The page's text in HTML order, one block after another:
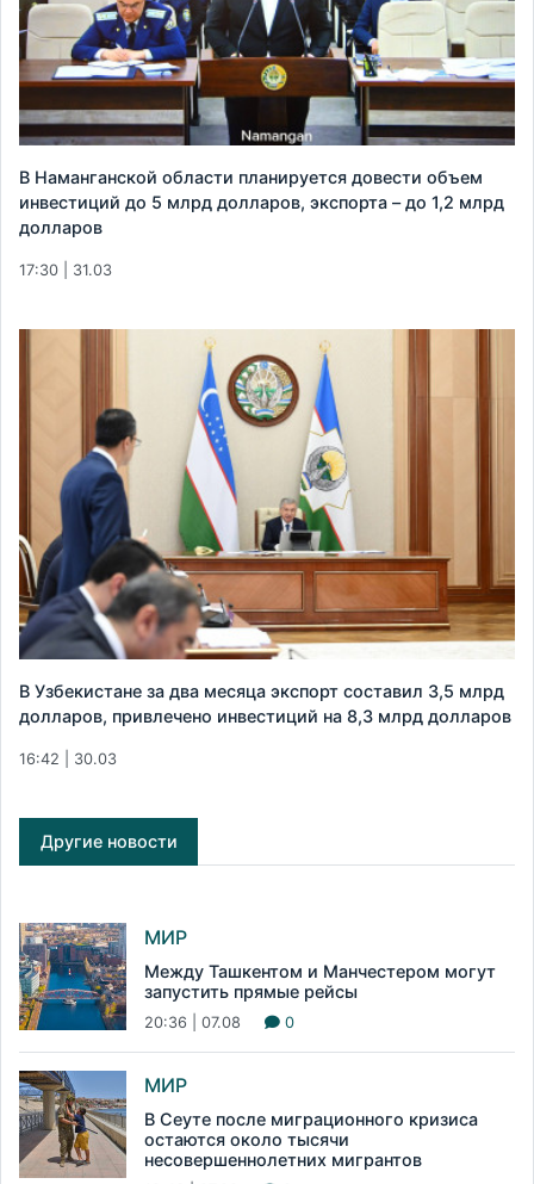
В Наманганской области планируется довести объем
инвестиций до 5 млрд долларов, экспорта – до 1,2 млрд
долларов
17:30 | 31.03
В Узбекистане за два месяца экспорт составил 3,5 млрд
долларов, привлечено инвестиций на 8,3 млрд долларов
16:42 | 30.03
Другие новости
МИР
Между Ташкентом и Манчестером могут
запустить прямые рейсы
20:36 | 07.08 0
МИР
В Сеуте после миграционного кризиса
остаются около тысячи
несовершеннолетних мигрантов